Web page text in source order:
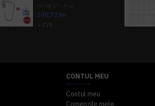
300,72 lei
+ TVA
CONTUL MEU
Contul meu
Comenzile mele